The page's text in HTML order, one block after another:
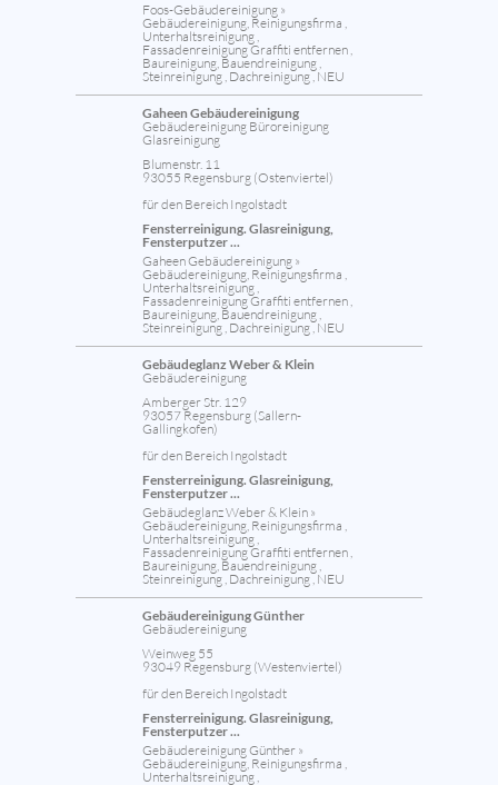
Foos-Gebäudereinigung »
Gebäudereinigung, Reinigungsfirma ,
Unterhaltsreinigung ,
Fassadenreinigung Graffiti entfernen ,
Baureinigung, Bauendreinigung ,
Steinreinigung , Dachreinigung , NEU
Gaheen Gebäudereinigung
Gebäudereinigung Büroreinigung
Glasreinigung
Blumenstr. 11
93055 Regensburg (Ostenviertel)
für den Bereich Ingolstadt
Fensterreinigung. Glasreinigung,
Fensterputzer ...
Gaheen Gebäudereinigung »
Gebäudereinigung, Reinigungsfirma ,
Unterhaltsreinigung ,
Fassadenreinigung Graffiti entfernen ,
Baureinigung, Bauendreinigung ,
Steinreinigung , Dachreinigung , NEU
Gebäudeglanz Weber & Klein
Gebäudereinigung
Amberger Str. 129
93057 Regensburg (Sallern-
Gallingkofen)
für den Bereich Ingolstadt
Fensterreinigung. Glasreinigung,
Fensterputzer ...
Gebäudeglanz Weber & Klein »
Gebäudereinigung, Reinigungsfirma ,
Unterhaltsreinigung ,
Fassadenreinigung Graffiti entfernen ,
Baureinigung, Bauendreinigung ,
Steinreinigung , Dachreinigung , NEU
Gebäudereinigung Günther
Gebäudereinigung
Weinweg 55
93049 Regensburg (Westenviertel)
für den Bereich Ingolstadt
Fensterreinigung. Glasreinigung,
Fensterputzer ...
Gebäudereinigung Günther »
Gebäudereinigung, Reinigungsfirma ,
Unterhaltsreinigung ,